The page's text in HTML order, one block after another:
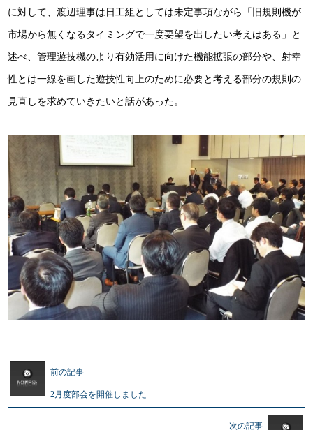
に対して、渡辺理事は日工組としては未定事項ながら「旧規則機が
市場から無くなるタイミングで一度要望を出したい考えはある」と
述べ、管理遊技機のより有効活用に向けた機能拡張の部分や、射幸
性とは一線を画した遊技性向上のために必要と考える部分の規則の
見直しを求めていきたいと話があった。
前の記事
2月度部会を開催しました
次の記事